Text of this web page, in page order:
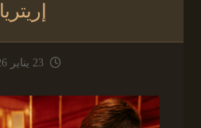
إريتريا
23 يناير 2026